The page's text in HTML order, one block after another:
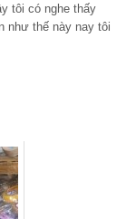
tôi có nghe thấy
như thế này nay tôi